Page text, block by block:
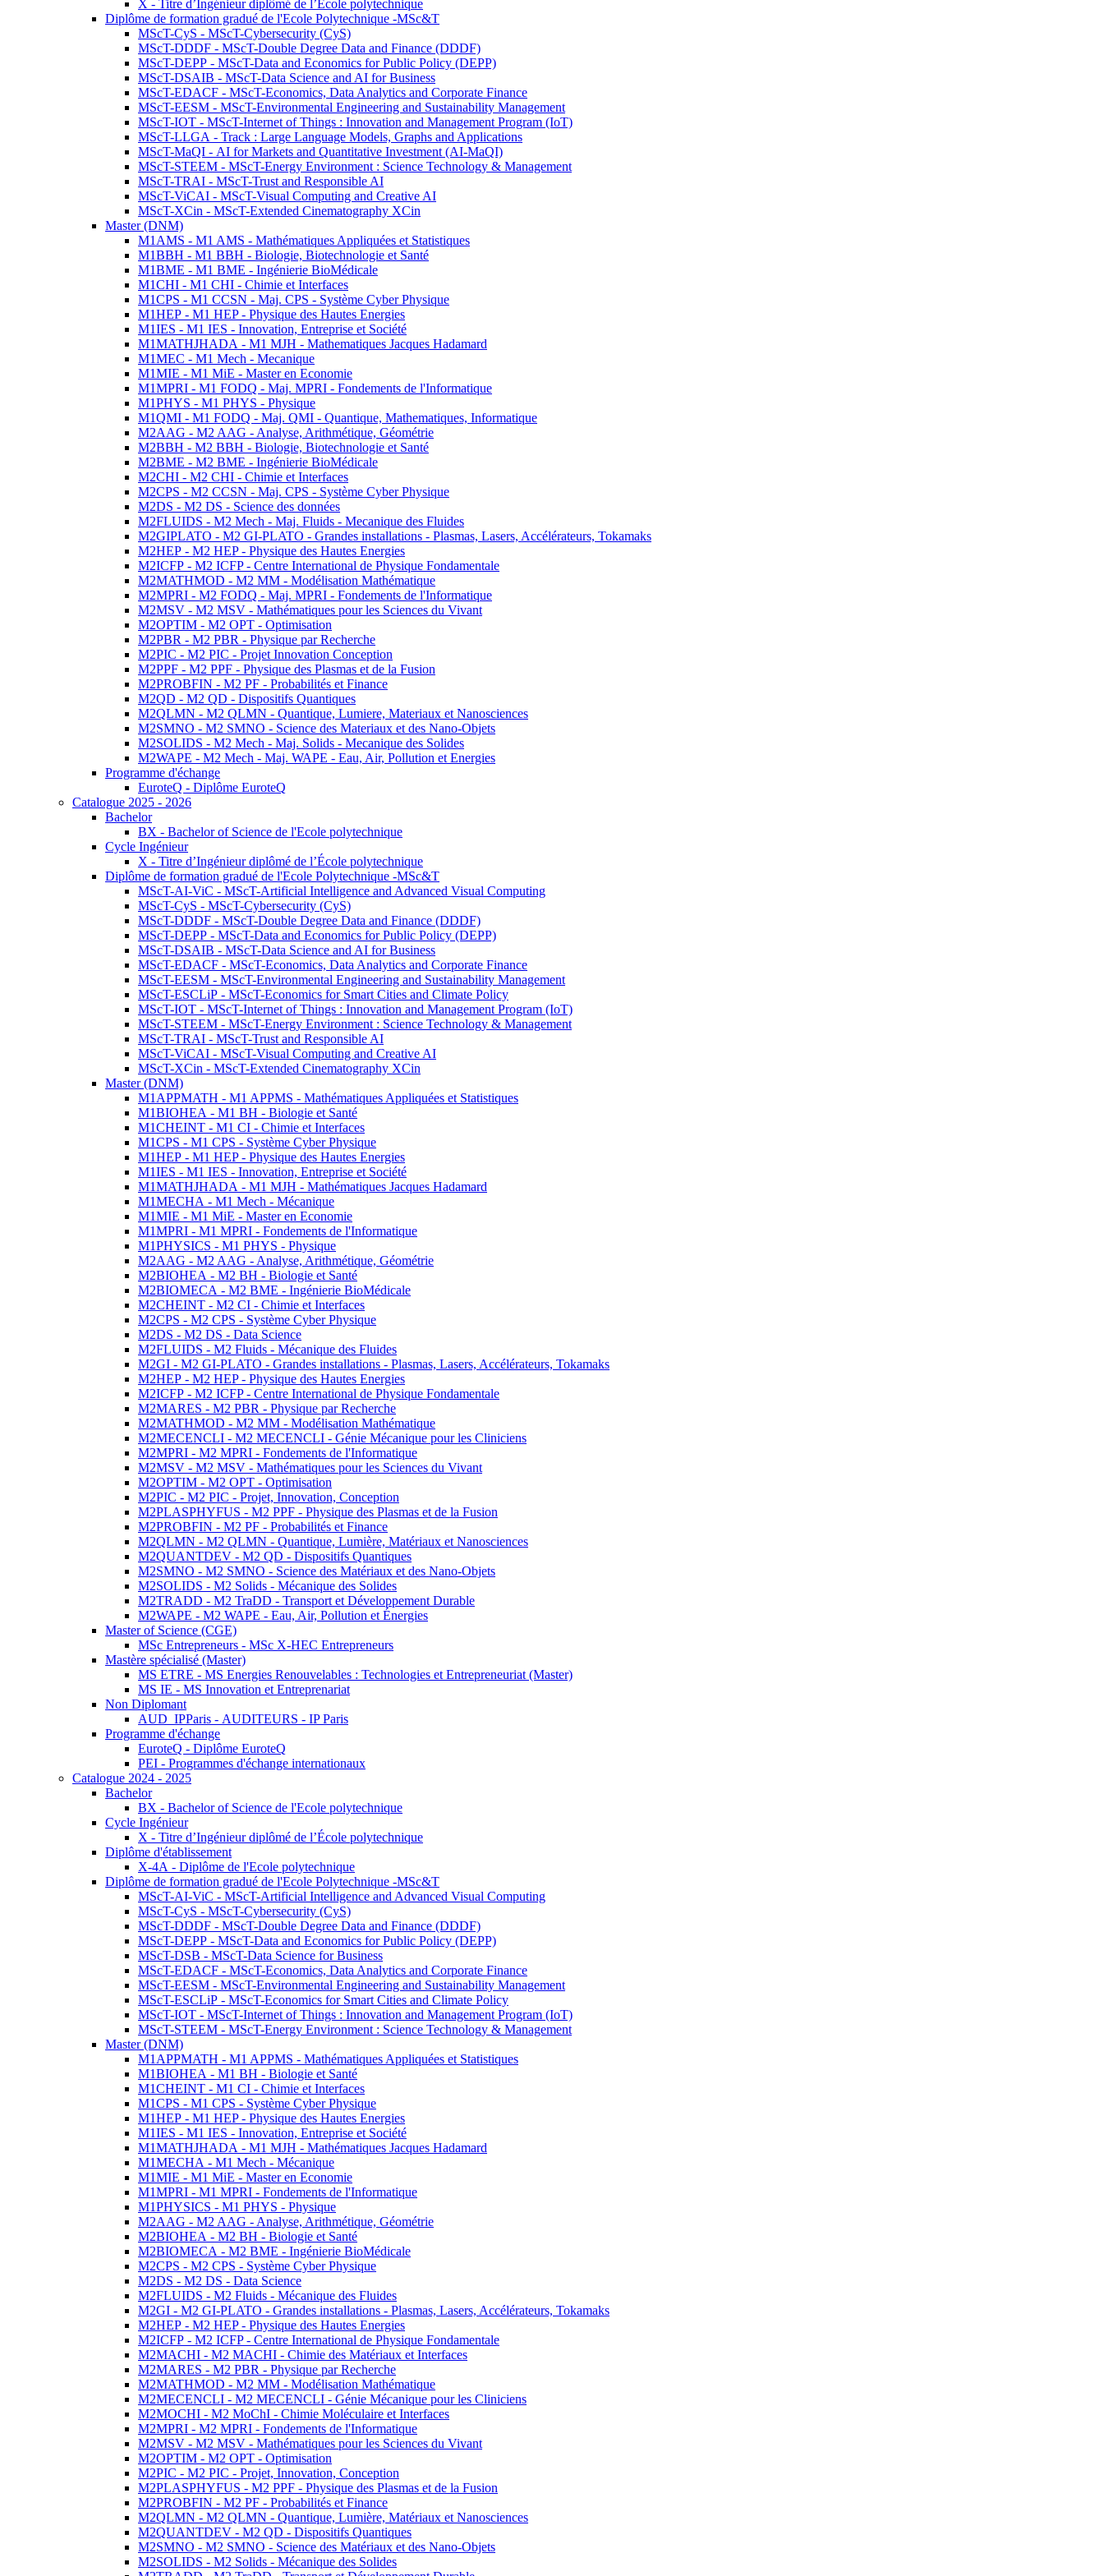
X - Titre d’Ingénieur diplômé de l’École polytechnique
Diplôme de formation gradué de l'Ecole Polytechnique -MSc&T
MScT-CyS - MScT-Cybersecurity (CyS)
MScT-DDDF - MScT-Double Degree Data and Finance (DDDF)
MScT-DEPP - MScT-Data and Economics for Public Policy (DEPP)
MScT-DSAIB - MScT-Data Science and AI for Business
MScT-EDACF - MScT-Economics, Data Analytics and Corporate Finance
MScT-EESM - MScT-Environmental Engineering and Sustainability Management
MScT-IOT - MScT-Internet of Things : Innovation and Management Program (IoT)
MScT-LLGA - Track : Large Language Models, Graphs and Applications
MScT-MaQI - AI for Markets and Quantitative Investment (AI-MaQI)
MScT-STEEM - MScT-Energy Environment : Science Technology & Management
MScT-TRAI - MScT-Trust and Responsible AI
MScT-ViCAI - MScT-Visual Computing and Creative AI
MScT-XCin - MScT-Extended Cinematography XCin
Master (DNM)
M1AMS - M1 AMS - Mathématiques Appliquées et Statistiques
M1BBH - M1 BBH - Biologie, Biotechnologie et Santé
M1BME - M1 BME - Ingénierie BioMédicale
M1CHI - M1 CHI - Chimie et Interfaces
M1CPS - M1 CCSN - Maj. CPS - Système Cyber Physique
M1HEP - M1 HEP - Physique des Hautes Energies
M1IES - M1 IES - Innovation, Entreprise et Société
M1MATHJHADA - M1 MJH - Mathematiques Jacques Hadamard
M1MEC - M1 Mech - Mecanique
M1MIE - M1 MiE - Master en Economie
M1MPRI - M1 FODQ - Maj. MPRI - Fondements de l'Informatique
M1PHYS - M1 PHYS - Physique
M1QMI - M1 FODQ - Maj. QMI - Quantique, Mathematiques, Informatique
M2AAG - M2 AAG - Analyse, Arithmétique, Géométrie
M2BBH - M2 BBH - Biologie, Biotechnologie et Santé
M2BME - M2 BME - Ingénierie BioMédicale
M2CHI - M2 CHI - Chimie et Interfaces
M2CPS - M2 CCSN - Maj. CPS - Système Cyber Physique
M2DS - M2 DS - Science des données
M2FLUIDS - M2 Mech - Maj. Fluids - Mecanique des Fluides
M2GIPLATO - M2 GI-PLATO - Grandes installations - Plasmas, Lasers, Accélérateurs, Tokamaks
M2HEP - M2 HEP - Physique des Hautes Energies
M2ICFP - M2 ICFP - Centre International de Physique Fondamentale
M2MATHMOD - M2 MM - Modélisation Mathématique
M2MPRI - M2 FODQ - Maj. MPRI - Fondements de l'Informatique
M2MSV - M2 MSV - Mathématiques pour les Sciences du Vivant
M2OPTIM - M2 OPT - Optimisation
M2PBR - M2 PBR - Physique par Recherche
M2PIC - M2 PIC - Projet Innovation Conception
M2PPF - M2 PPF - Physique des Plasmas et de la Fusion
M2PROBFIN - M2 PF - Probabilités et Finance
M2QD - M2 QD - Dispositifs Quantiques
M2QLMN - M2 QLMN - Quantique, Lumiere, Materiaux et Nanosciences
M2SMNO - M2 SMNO - Science des Materiaux et des Nano-Objets
M2SOLIDS - M2 Mech - Maj. Solids - Mecanique des Solides
M2WAPE - M2 Mech - Maj. WAPE - Eau, Air, Pollution et Energies
Programme d'échange
EuroteQ - Diplôme EuroteQ
Catalogue 2025 - 2026
Bachelor
BX - Bachelor of Science de l'Ecole polytechnique
Cycle Ingénieur
X - Titre d’Ingénieur diplômé de l’École polytechnique
Diplôme de formation gradué de l'Ecole Polytechnique -MSc&T
MScT-AI-ViC - MScT-Artificial Intelligence and Advanced Visual Computing
MScT-CyS - MScT-Cybersecurity (CyS)
MScT-DDDF - MScT-Double Degree Data and Finance (DDDF)
MScT-DEPP - MScT-Data and Economics for Public Policy (DEPP)
MScT-DSAIB - MScT-Data Science and AI for Business
MScT-EDACF - MScT-Economics, Data Analytics and Corporate Finance
MScT-EESM - MScT-Environmental Engineering and Sustainability Management
MScT-ESCLiP - MScT-Economics for Smart Cities and Climate Policy
MScT-IOT - MScT-Internet of Things : Innovation and Management Program (IoT)
MScT-STEEM - MScT-Energy Environment : Science Technology & Management
MScT-TRAI - MScT-Trust and Responsible AI
MScT-ViCAI - MScT-Visual Computing and Creative AI
MScT-XCin - MScT-Extended Cinematography XCin
Master (DNM)
M1APPMATH - M1 APPMS - Mathématiques Appliquées et Statistiques
M1BIOHEA - M1 BH - Biologie et Santé
M1CHEINT - M1 CI - Chimie et Interfaces
M1CPS - M1 CPS - Système Cyber Physique
M1HEP - M1 HEP - Physique des Hautes Energies
M1IES - M1 IES - Innovation, Entreprise et Société
M1MATHJHADA - M1 MJH - Mathématiques Jacques Hadamard
M1MECHA - M1 Mech - Mécanique
M1MIE - M1 MiE - Master en Economie
M1MPRI - M1 MPRI - Fondements de l'Informatique
M1PHYSICS - M1 PHYS - Physique
M2AAG - M2 AAG - Analyse, Arithmétique, Géométrie
M2BIOHEA - M2 BH - Biologie et Santé
M2BIOMECA - M2 BME - Ingénierie BioMédicale
M2CHEINT - M2 CI - Chimie et Interfaces
M2CPS - M2 CPS - Système Cyber Physique
M2DS - M2 DS - Data Science
M2FLUIDS - M2 Fluids - Mécanique des Fluides
M2GI - M2 GI-PLATO - Grandes installations - Plasmas, Lasers, Accélérateurs, Tokamaks
M2HEP - M2 HEP - Physique des Hautes Energies
M2ICFP - M2 ICFP - Centre International de Physique Fondamentale
M2MARES - M2 PBR - Physique par Recherche
M2MATHMOD - M2 MM - Modélisation Mathématique
M2MECENCLI - M2 MECENCLI - Génie Mécanique pour les Cliniciens
M2MPRI - M2 MPRI - Fondements de l'Informatique
M2MSV - M2 MSV - Mathématiques pour les Sciences du Vivant
M2OPTIM - M2 OPT - Optimisation
M2PIC - M2 PIC - Projet, Innovation, Conception
M2PLASPHYFUS - M2 PPF - Physique des Plasmas et de la Fusion
M2PROBFIN - M2 PF - Probabilités et Finance
M2QLMN - M2 QLMN - Quantique, Lumière, Matériaux et Nanosciences
M2QUANTDEV - M2 QD - Dispositifs Quantiques
M2SMNO - M2 SMNO - Science des Matériaux et des Nano-Objets
M2SOLIDS - M2 Solids - Mécanique des Solides
M2TRADD - M2 TraDD - Transport et Développement Durable
M2WAPE - M2 WAPE - Eau, Air, Pollution et Énergies
Master of Science (CGE)
MSc Entrepreneurs - MSc X-HEC Entrepreneurs
Mastère spécialisé (Master)
MS ETRE - MS Energies Renouvelables : Technologies et Entrepreneuriat (Master)
MS IE - MS Innovation et Entreprenariat
Non Diplomant
AUD_IPParis - AUDITEURS - IP Paris
Programme d'échange
EuroteQ - Diplôme EuroteQ
PEI - Programmes d'échange internationaux
Catalogue 2024 - 2025
Bachelor
BX - Bachelor of Science de l'Ecole polytechnique
Cycle Ingénieur
X - Titre d’Ingénieur diplômé de l’École polytechnique
Diplôme d'établissement
X-4A - Diplôme de l'Ecole polytechnique
Diplôme de formation gradué de l'Ecole Polytechnique -MSc&T
MScT-AI-ViC - MScT-Artificial Intelligence and Advanced Visual Computing
MScT-CyS - MScT-Cybersecurity (CyS)
MScT-DDDF - MScT-Double Degree Data and Finance (DDDF)
MScT-DEPP - MScT-Data and Economics for Public Policy (DEPP)
MScT-DSB - MScT-Data Science for Business
MScT-EDACF - MScT-Economics, Data Analytics and Corporate Finance
MScT-EESM - MScT-Environmental Engineering and Sustainability Management
MScT-ESCLiP - MScT-Economics for Smart Cities and Climate Policy
MScT-IOT - MScT-Internet of Things : Innovation and Management Program (IoT)
MScT-STEEM - MScT-Energy Environment : Science Technology & Management
Master (DNM)
M1APPMATH - M1 APPMS - Mathématiques Appliquées et Statistiques
M1BIOHEA - M1 BH - Biologie et Santé
M1CHEINT - M1 CI - Chimie et Interfaces
M1CPS - M1 CPS - Système Cyber Physique
M1HEP - M1 HEP - Physique des Hautes Energies
M1IES - M1 IES - Innovation, Entreprise et Société
M1MATHJHADA - M1 MJH - Mathématiques Jacques Hadamard
M1MECHA - M1 Mech - Mécanique
M1MIE - M1 MiE - Master en Economie
M1MPRI - M1 MPRI - Fondements de l'Informatique
M1PHYSICS - M1 PHYS - Physique
M2AAG - M2 AAG - Analyse, Arithmétique, Géométrie
M2BIOHEA - M2 BH - Biologie et Santé
M2BIOMECA - M2 BME - Ingénierie BioMédicale
M2CPS - M2 CPS - Système Cyber Physique
M2DS - M2 DS - Data Science
M2FLUIDS - M2 Fluids - Mécanique des Fluides
M2GI - M2 GI-PLATO - Grandes installations - Plasmas, Lasers, Accélérateurs, Tokamaks
M2HEP - M2 HEP - Physique des Hautes Energies
M2ICFP - M2 ICFP - Centre International de Physique Fondamentale
M2MACHI - M2 MACHI - Chimie des Matériaux et Interfaces
M2MARES - M2 PBR - Physique par Recherche
M2MATHMOD - M2 MM - Modélisation Mathématique
M2MECENCLI - M2 MECENCLI - Génie Mécanique pour les Cliniciens
M2MOCHI - M2 MoChI - Chimie Moléculaire et Interfaces
M2MPRI - M2 MPRI - Fondements de l'Informatique
M2MSV - M2 MSV - Mathématiques pour les Sciences du Vivant
M2OPTIM - M2 OPT - Optimisation
M2PIC - M2 PIC - Projet, Innovation, Conception
M2PLASPHYFUS - M2 PPF - Physique des Plasmas et de la Fusion
M2PROBFIN - M2 PF - Probabilités et Finance
M2QLMN - M2 QLMN - Quantique, Lumière, Matériaux et Nanosciences
M2QUANTDEV - M2 QD - Dispositifs Quantiques
M2SMNO - M2 SMNO - Science des Matériaux et des Nano-Objets
M2SOLIDS - M2 Solids - Mécanique des Solides